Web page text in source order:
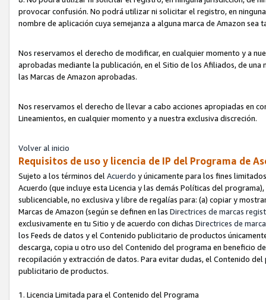
provocar confusión. No podrá utilizar ni solicitar el registro, en
nombre de aplicación cuya semejanza a alguna marca de Amazon
Nos reservamos el derecho de modificar, en cualquier momento y a
aprobadas mediante la publicación, en el Sitio de los Afiliados, de
las Marcas de Amazon aprobadas.
Nos reservamos el derecho de llevar a cabo acciones apropiadas en
Lineamientos, en cualquier momento y a nuestra exclusiva discreción.
Volver al inicio
Requisitos de uso y licencia de IP del Programa de
Sujeto a los términos del Acuerdo y únicamente para los fines
Acuerdo (que incluye esta Licencia y las demás Políticas del
sublicenciable, no exclusiva y libre de regalías para: (a) copiar y
Marcas de Amazon (según se definen en las Directrices de marcas
exclusivamente en tu Sitio y de acuerdo con dichas Directrices de
los Feeds de datos y el Contenido publicitario de productos
descarga, copia u otro uso del Contenido del programa en beneficio
recopilación y extracción de datos. Para evitar dudas, el Contenido
publicitario de productos.
1. Licencia Limitada para el Contenido del Programa